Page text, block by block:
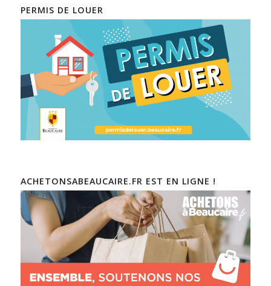
PERMIS DE LOUER
ACHETONSABEAUCAIRE.FR EST EN LIGNE !